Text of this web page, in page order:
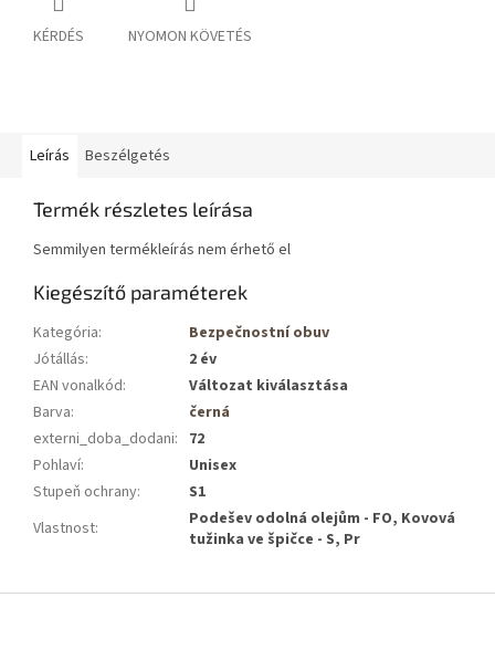
KÉRDÉS NYOMON KÖVETÉS
Leírás Beszélgetés
Termék részletes leírása
Semmilyen termékleírás nem érhető el
Kiegészítő paraméterek
Kategória:
Bezpečnostní obuv
Jótállás:
2 év
EAN vonalkód:
Változat kiválasztása
Barva:
černá
externi_doba_dodani: 72
Pohlaví:
Unisex
Stupeň ochrany:
S1
Vlastnost:
Podešev odolná olejům - FO, Kovová
tužinka ve špičce - S, Pr